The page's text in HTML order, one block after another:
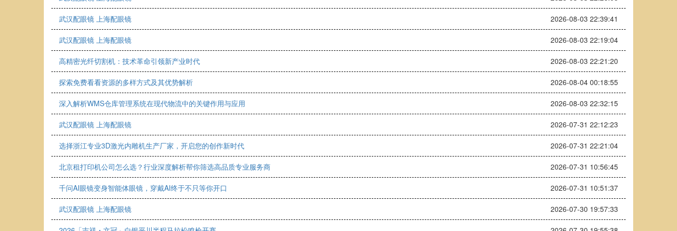
武汉配眼镜 上海配眼镜 2026-08-03 22:39:41
武汉配眼镜 上海配眼镜 2026-08-03 22:19:04
高精密光纤切割机：技术革命引领新产业时代 2026-08-03 22:21:20
探索免费看看资源的多样方式及其优势解析 2026-08-04 00:18:55
深入解析WMS仓库管理系统在现代物流中的关键作用与应用 2026-08-03 22:32:15
武汉配眼镜 上海配眼镜 2026-07-31 22:12:23
选择浙江专业3D激光内雕机生产厂家，开启您的创作新时代 2026-07-31 22:21:04
北京租打印机公司怎么选？行业深度解析帮你筛选高品质专业服务商 2026-07-31 10:56:45
千问AI眼镜变身智能体眼镜，穿戴AI终于不只等你开口 2026-07-31 10:51:37
武汉配眼镜 上海配眼镜 2026-07-30 19:57:33